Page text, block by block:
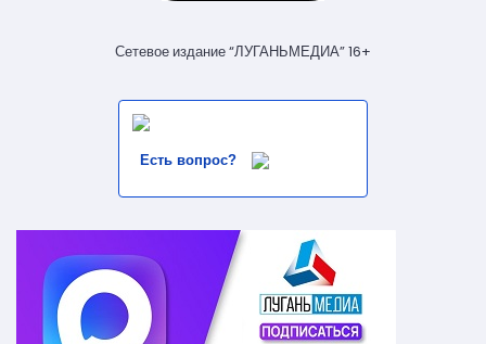
Сетевое издание “ЛУГАНЬМЕДИА” 16+
Есть вопрос?